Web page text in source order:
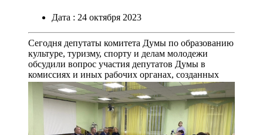
Дата : 24 октября 2023
Сегодня депутаты комитета Думы по образованию
культуре, туризму, спорту и делам молодежи
обсудили вопрос участия депутатов Думы в
комиссиях и иных рабочих органах, созданных
при губернаторе, Правительстве региона и
органах исполнительной власти.